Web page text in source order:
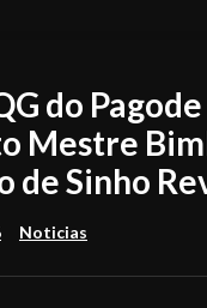
do
Mestre
de Sinho
Noticias